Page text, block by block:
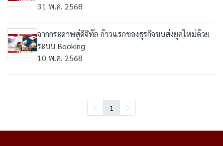
31 พ.ค. 2568
จากกระดาษสู่ดิจิทัล ก้าวแรกของธุรกิจขนส่งยุคใหม่ด้วย
ระบบ Booking
10 พ.ค. 2568
1